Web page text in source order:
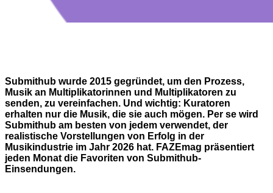
Submithub wurde 2015 gegründet, um den Prozess,
Musik an Multiplikatorinnen und Multiplikatoren zu
senden, zu vereinfachen. Und wichtig: Kuratoren
erhalten nur die Musik, die sie auch mögen. Per se wird
Submithub am besten von jedem verwendet, der
realistische Vorstellungen von Erfolg in der
Musikindustrie im Jahr 2026 hat. FAZEmag präsentiert
jeden Monat die Favoriten von Submithub-
Einsendungen.